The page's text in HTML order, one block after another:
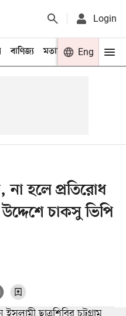
Login
বাণিজ্য মতামত খেলা
Eng
না হলে প্রতিরোধ
চাকসু ভিপি